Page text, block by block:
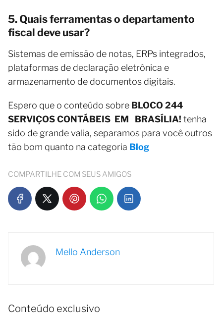
5. Quais ferramentas o departamento
fiscal deve usar?
Sistemas de emissão de notas, ERPs integrados,
plataformas de declaração eletrônica e
armazenamento de documentos digitais.
Espero que o conteúdo sobre BLOCO 244
SERVIÇOS CONTÁBEIS EM BRASÍLIA! tenha
sido de grande valia, separamos para você outros
tão bom quanto na categoria Blog
COMPARTILHE COM SEUS AMIGOS
Mello Anderson
Conteúdo exclusivo